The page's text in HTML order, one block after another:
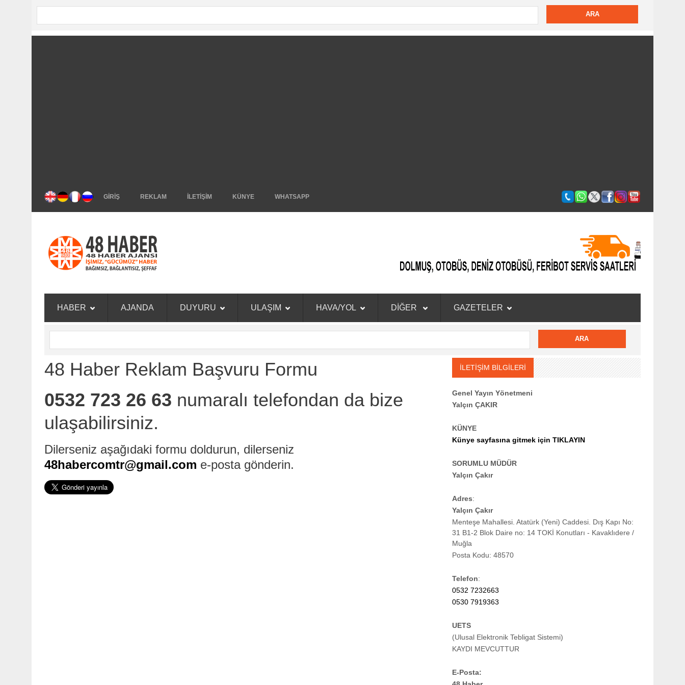
GİRİŞ REKLAM İLETİŞİM KÜNYE WHATSAPP
HABER AJANDA DUYURU ULAŞIM HAVA/YOL DİĞER GAZETELER
48 Haber Reklam Başvuru Formu
0532 723 26 63 numaralı telefondan da bize
ulaşabilirsiniz.
Dilerseniz aşağıdaki formu doldurun, dilerseniz
48habercomtr@gmail.com e-posta gönderin.
İLETİŞİM BİLGİLERİ
Genel Yayın Yönetmeni
Yalçın ÇAKIR
KÜNYE
Künye sayfasına gitmek için TIKLAYIN
SORUMLU MÜDÜR
Yalçın Çakır
Adres:
Yalçın Çakır
Menteşe Mahallesi. Atatürk (Yeni) Caddesi. Dış Kapı No:
31 B1-2 Blok Daire no: 14 TOKİ Konutları - Kavaklıdere /
Muğla
Posta Kodu: 48570
Telefon:
0532 7232663
0530 7919363
UETS
(Ulusal Elektronik Tebligat Sistemi)
KAYDI MEVCUTTUR
E-Posta: